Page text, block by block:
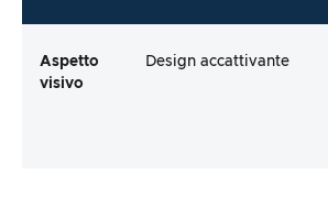
Aspetto
visivo
Design accattivante